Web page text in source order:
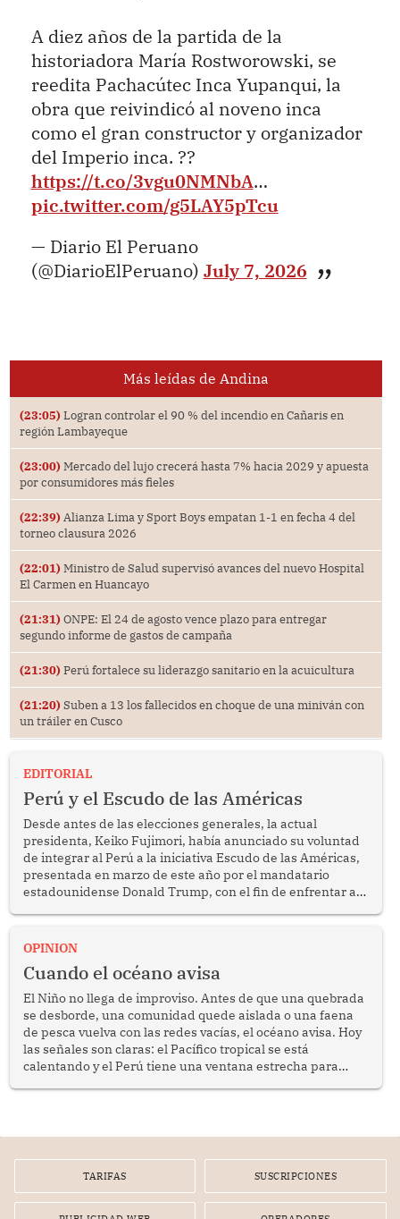
A diez años de la partida de la
historiadora María Rostworowski, se
reedita Pachacútec Inca Yupanqui, la
obra que reivindicó al noveno inca
como el gran constructor y organizador
del Imperio inca. ??
https://t.co/3vgu0NMNbA…
pic.twitter.com/g5LAY5pTcu
— Diario El Peruano
(@DiarioElPeruano) July 7, 2026
Más leídas de Andina
(23:05) Logran controlar el 90 % del incendio en Cañaris en
región Lambayeque
(23:00) Mercado del lujo crecerá hasta 7% hacia 2029 y apuesta
por consumidores más fieles
(22:39) Alianza Lima y Sport Boys empatan 1-1 en fecha 4 del
torneo clausura 2026
(22:01) Ministro de Salud supervisó avances del nuevo Hospital
El Carmen en Huancayo
(21:31) ONPE: El 24 de agosto vence plazo para entregar
segundo informe de gastos de campaña
(21:30) Perú fortalece su liderazgo sanitario en la acuicultura
(21:20) Suben a 13 los fallecidos en choque de una miniván con
un tráiler en Cusco
EDITORIAL
Perú y el Escudo de las Américas
Desde antes de las elecciones generales, la actual
presidenta, Keiko Fujimori, había anunciado su voluntad
de integrar al Perú a la iniciativa Escudo de las Américas,
presentada en marzo de este año por el mandatario
estadounidense Donald Trump, con el fin de enfrentar al
OPINION
Cuando el océano avisa
El Niño no llega de improviso. Antes de que una quebrada
se desborde, una comunidad quede aislada o una faena
de pesca vuelva con las redes vacías, el océano avisa. Hoy
las señales son claras: el Pacífico tropical se está
calentando y el Perú tiene una ventana estrecha para
TARIFAS SUSCRIPCIONES